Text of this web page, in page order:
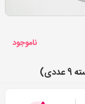
ناموجود